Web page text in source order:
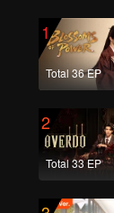
1
Total 36 EP
2
Total 33 EP